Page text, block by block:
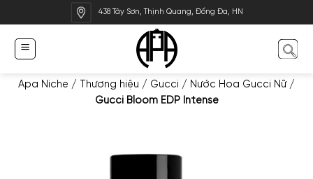
qua
dung
438 Tây Sơn, Thịnh Quang, Đống Đa, HN
Apa Niche / Thương hiệu / Gucci / Nước Hoa Gucci Nữ/
Gucci Bloom EDP Intense